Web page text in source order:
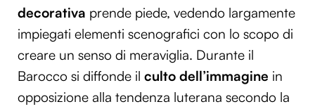
decorativa prende piede, vedendo largamente
impiegati elementi scenografici con lo scopo di
creare un senso di meraviglia. Durante il
Barocco si diffonde il culto dell’immagine in
opposizione alla tendenza luterana secondo la